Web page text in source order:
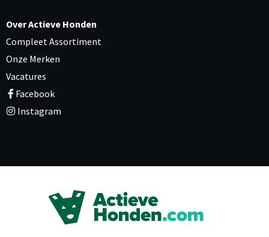
Over Actieve Honden
Compleet Assortiment
Onze Merken
Vacatures
Facebook
Instagram